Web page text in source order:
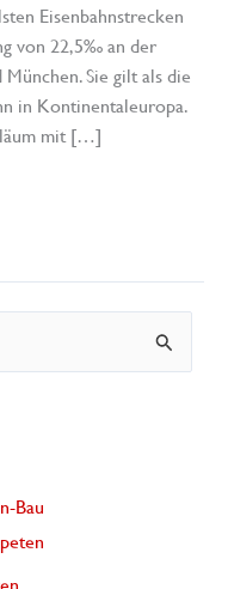
Eisenbahnstrecken
von 22,5‰ an der
Sie gilt als die
in Kontinentaleuropa.
mit […]
Bau